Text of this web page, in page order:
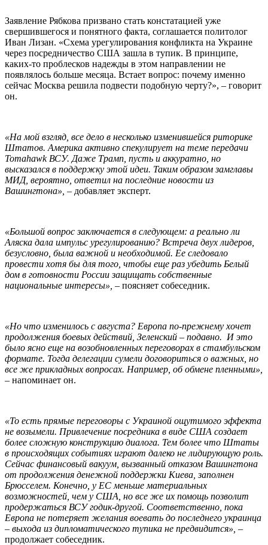
Заявление Рябкова призвано стать констатацией уже
свершившегося и понятного факта, соглашается политолог
Иван Лизан. «Схема урегулирования конфликта на Украине
через посредничество США зашла в тупик. В принципе,
каких-то проблесков надежды в этом направлении не
появлялось больше месяца. Встает вопрос: почему именно
сейчас Москва решила подвести подобную черту?», – говорит
он.
«На мой взгляд, все дело в несколько изменившейся риторике
Штатов. Америка активно спекулирует на теме передачи
Tomahawk ВСУ. Даже Трамп, пусть и аккуратно, но
высказался в поддержку этой идеи. Таким образом замглавы
МИД, вероятно, ответил на последние новости из
Вашингтона», – добавляет эксперт.
«Большой вопрос заключается в следующем: а реально ли
Аляска дала импульс урегулированию? Встреча двух лидеров,
безусловно, была важной и необходимой. Ее следовало
провести хотя бы для того, чтобы еще раз убедить Белый
дом в готовности России защищать собственные
национальные интересы», – поясняет собеседник.
«Но что изменилось с августа? Европа по-прежнему хочет
продолжения боевых действий, Зеленский – подавно. И это
было ясно еще на возобновленных переговорах в стамбульском
формате. Тогда делегации сумели договориться о важных, но
все же прикладных вопросах. Например, об обмене пленными»,
– напоминает он.
«То есть прямые переговоры с Украиной ощутимого эффекта
не возымели. Привлечение посредника в виде США создает
более сложную конструкцию диалога. Тем более что Штаты
в происходящих событиях играют далеко не лидирующую роль.
Сейчас финансовый вакуум, вызванный отказом Вашингтона
от продолжения денежной поддержки Киева, заполнен
Брюсселем. Конечно, у ЕС меньше материальных
возможностей, чем у США, но все же их помощь позволит
продержаться ВСУ годик-другой. Соответственно, пока
Европа не потеряет желания воевать до последнего украинца
– выхода из дипломатического тупика не предвидится», –
продолжает собеседник.